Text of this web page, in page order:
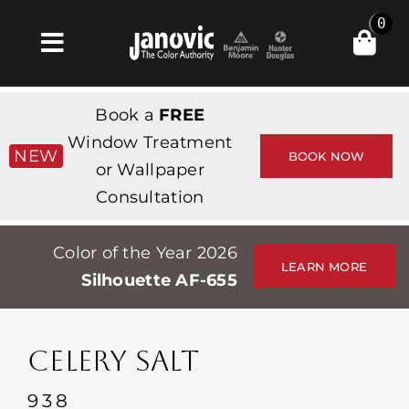
Toggle
Navigation
Products & Services
Магазин
Professionals
Stores
События
0
NEW
Book a FREE
Window Treatment
or Wallpaper
Consultation
BOOK NOW
Color of the Year 2026
Silhouette AF-655
LEARN MORE
CELERY SALT
938